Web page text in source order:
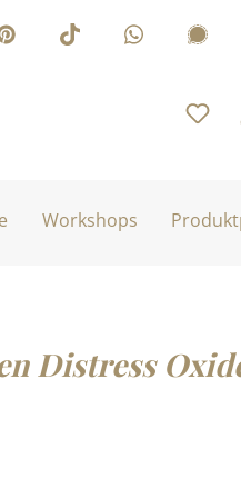
Workshops
Distress